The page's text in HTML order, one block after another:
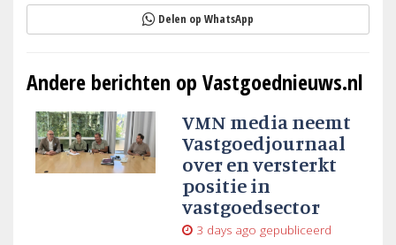
Delen op WhatsApp
Andere berichten op Vastgoednieuws.nl
VMN media neemt
Vastgoedjournaal
over en versterkt
positie in
vastgoedsector
3 days ago gepubliceerd